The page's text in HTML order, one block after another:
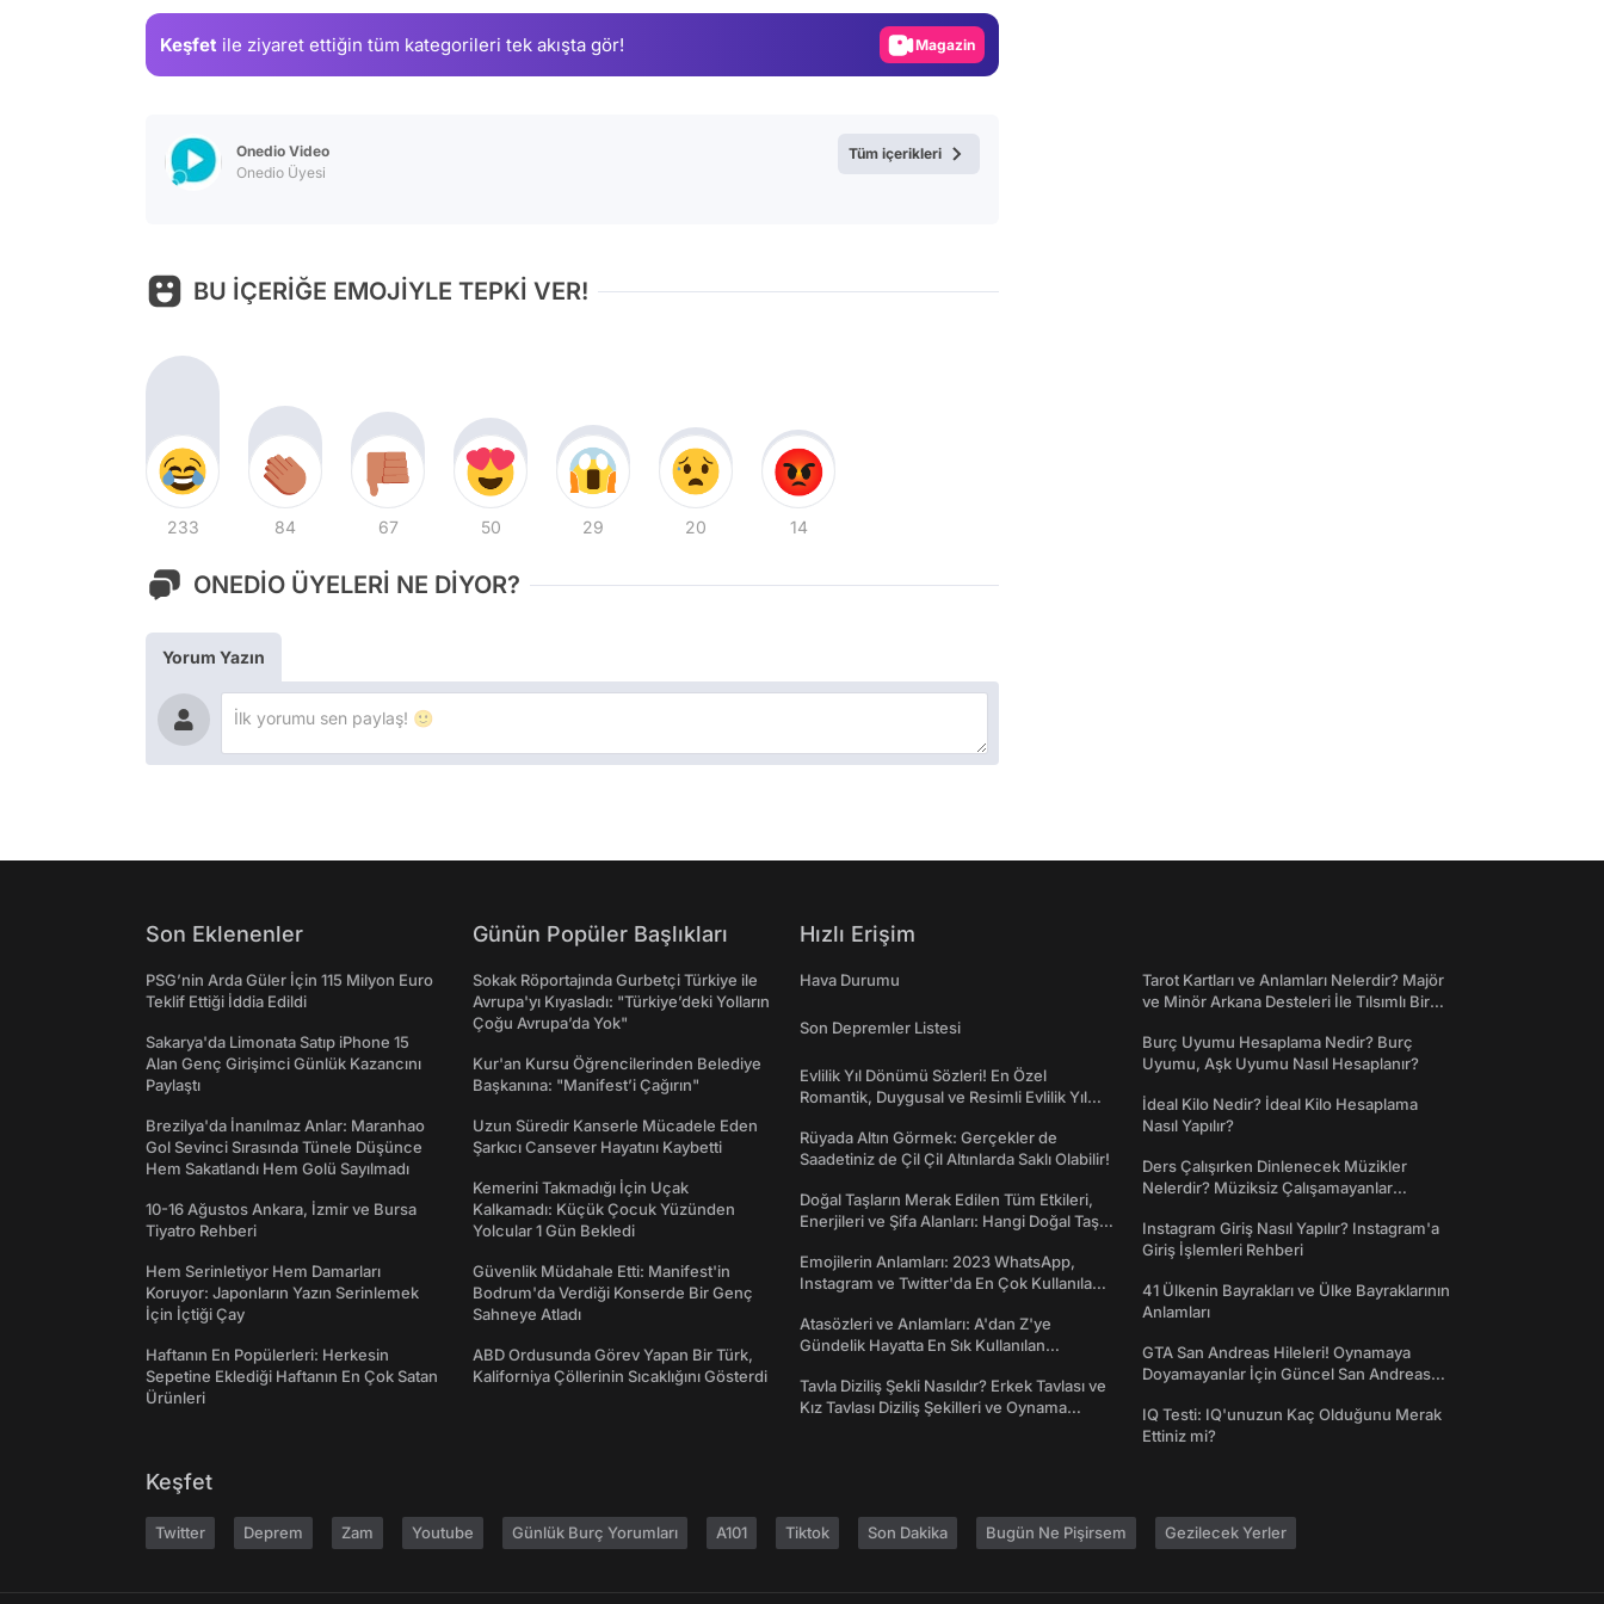
Keşfet ile ziyaret ettiğin tüm kategorileri tek akışta gör! Magazin
Onedio Video
Onedio Üyesi
Tüm içerikleri
BU İÇERİĞE EMOJİYLE TEPKİ VER!
233 84 67 50 29 20 14
ONEDİO ÜYELERİ NE DİYOR?
Yorum Yazın
Son Eklenenler
PSG’nin Arda Güler İçin 115 Milyon Euro
Teklif Ettiği İddia Edildi
Sakarya'da Limonata Satıp iPhone 15
Alan Genç Girişimci Günlük Kazancını
Paylaştı
Brezilya'da İnanılmaz Anlar: Maranhao
Gol Sevinci Sırasında Tünele Düşünce
Hem Sakatlandı Hem Golü Sayılmadı
10-16 Ağustos Ankara, İzmir ve Bursa
Tiyatro Rehberi
Hem Serinletiyor Hem Damarları
Koruyor: Japonların Yazın Serinlemek
İçin İçtiği Çay
Haftanın En Popülerleri: Herkesin
Sepetine Eklediği Haftanın En Çok Satan
Ürünleri
Günün Popüler Başlıkları
Sokak Röportajında Gurbetçi Türkiye ile
Avrupa'yı Kıyasladı: "Türkiye’deki Yolların
Çoğu Avrupa’da Yok"
Kur'an Kursu Öğrencilerinden Belediye
Başkanına: "Manifest’i Çağırın"
Uzun Süredir Kanserle Mücadele Eden
Şarkıcı Cansever Hayatını Kaybetti
Kemerini Takmadığı İçin Uçak
Kalkamadı: Küçük Çocuk Yüzünden
Yolcular 1 Gün Bekledi
Güvenlik Müdahale Etti: Manifest'in
Bodrum'da Verdiği Konserde Bir Genç
Sahneye Atladı
ABD Ordusunda Görev Yapan Bir Türk,
Kaliforniya Çöllerinin Sıcaklığını Gösterdi
Hızlı Erişim
Hava Durumu
Son Depremler Listesi
Evlilik Yıl Dönümü Sözleri! En Özel
Romantik, Duygusal ve Resimli Evlilik Yıl
Rüyada Altın Görmek: Gerçekler de
Saadetiniz de Çil Çil Altınlarda Saklı Olabilir!
Doğal Taşların Merak Edilen Tüm Etkileri,
Enerjileri ve Şifa Alanları: Hangi Doğal Taş
Emojilerin Anlamları: 2023 WhatsApp,
Instagram ve Twitter'da En Çok Kullanılan
Atasözleri ve Anlamları: A'dan Z'ye
Gündelik Hayatta En Sık Kullanılan
Tavla Diziliş Şekli Nasıldır? Erkek Tavlası ve
Kız Tavlası Diziliş Şekilleri ve Oynama
Tarot Kartları ve Anlamları Nelerdir? Majör
ve Minör Arkana Desteleri İle Tılsımlı Bir
Burç Uyumu Hesaplama Nedir? Burç
Uyumu, Aşk Uyumu Nasıl Hesaplanır?
İdeal Kilo Nedir? İdeal Kilo Hesaplama
Nasıl Yapılır?
Ders Çalışırken Dinlenecek Müzikler
Nelerdir? Müziksiz Çalışamayanlar
Instagram Giriş Nasıl Yapılır? Instagram'a
Giriş İşlemleri Rehberi
41 Ülkenin Bayrakları ve Ülke Bayraklarının
Anlamları
GTA San Andreas Hileleri! Oynamaya
Doyamayanlar İçin Güncel San Andreas
IQ Testi: IQ'unuzun Kaç Olduğunu Merak
Ettiniz mi?
Keşfet
Twitter Deprem Zam Youtube Günlük Burç Yorumları A101 Tiktok Son Dakika Bugün Ne Pişirsem Gezilecek Yerler